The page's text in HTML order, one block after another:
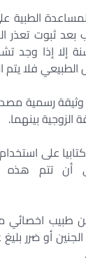
الطبية
بعد ثبوت تعذر
إلا إذا
الطبيعي فلا يتم
وثيقة رسمية
الزوجية بينهما.
على
أن تتم هذه
طبيب
الجنين أو ضرر